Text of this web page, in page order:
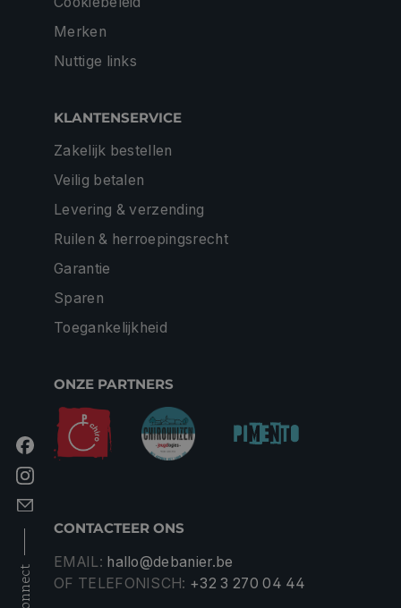
connect
Merken
Nuttige links
KLANTENSERVICE
Zakelijk bestellen
Veilig betalen
Levering & verzending
Ruilen & herroepingsrecht
Garantie
Sparen
Toegankelijkheid
ONZE PARTNERS
CONTACTEER ONS
EMAIL: hallo@debanier.be
OF TELEFONISCH: +32 3 270 04 44